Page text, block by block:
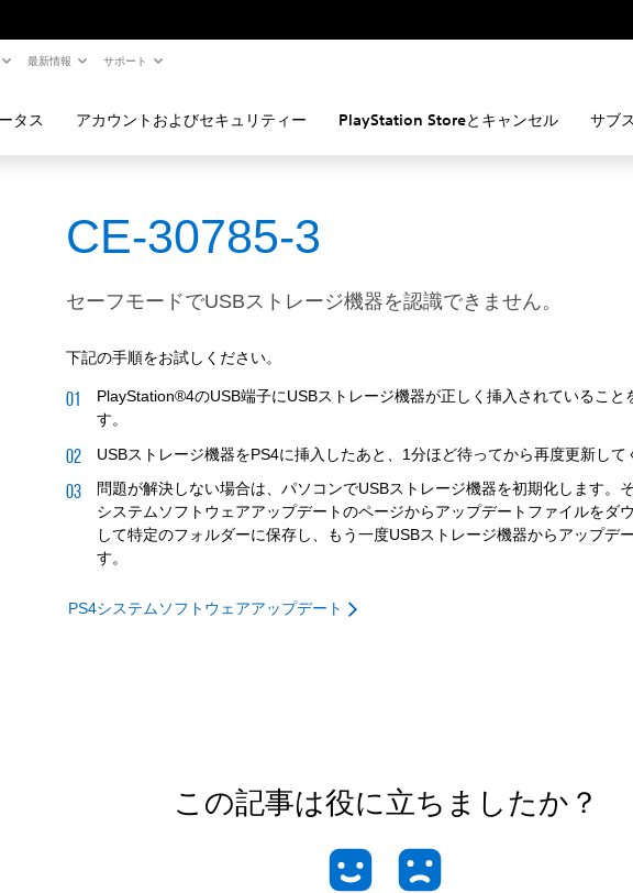
最新情報 サポート
タス アカウントおよびセキュリティー PlayStation Storeとキャンセル サブ
CE-30785-3
セーフモードでUSBストレージ機器を認識できません。
下記の手順をお試しください。
PlayStation®4のUSB端子にUSBストレージ機器が正しく挿入されていること
す。
USBストレージ機器をPS4に挿入したあと、1分ほど待ってから再度更新して
問題が解決しない場合は、パソコンでUSBストレージ機器を初期化します。そ
システムソフトウェアアップデートのページからアップデートファイルをダ
して特定のフォルダーに保存し、もう一度USBストレージ機器からアップデ
す。
PS4システムソフトウェアアップデート
この記事は役に立ちましたか？